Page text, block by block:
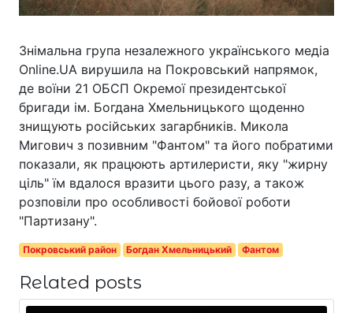
Знімальна група незалежного українського медіа
Online.UA вирушила на Покровський напрямок,
де воїни 21 ОБСП Окремої президентської
бригади ім. Богдана Хмельницького щоденно
знищують російських загарбників. Микола
Мигович з позивним "Фантом" та його побратими
показали, як працюють артилеристи, яку "жирну
ціль" їм вдалося вразити цього разу, а також
розповіли про особливості бойової роботи
"Партизану".
Покровський район Богдан Хмельницький Фантом
Related posts